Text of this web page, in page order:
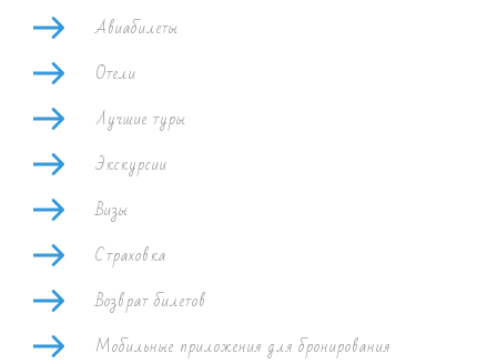
Авиабилеты
Отели
Лучшие туры
Экскурсии
Визы
Страховка
Возврат билетов
Мобильные приложения для бронирования